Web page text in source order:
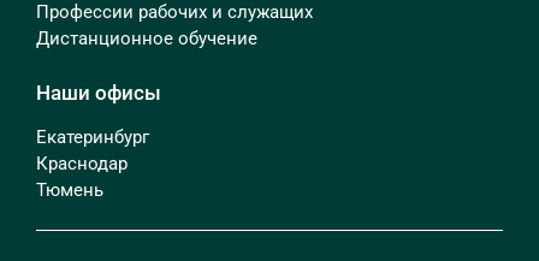
Профессии рабочих и служащих
Дистанционное обучение
Наши офисы
Екатеринбург
Краснодар
Тюмень